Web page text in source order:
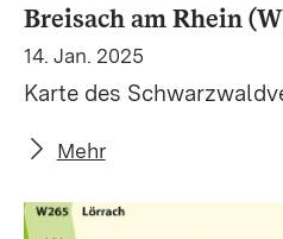
Breisach am Rhein
14. Jan. 2025
Karte des
Mehr